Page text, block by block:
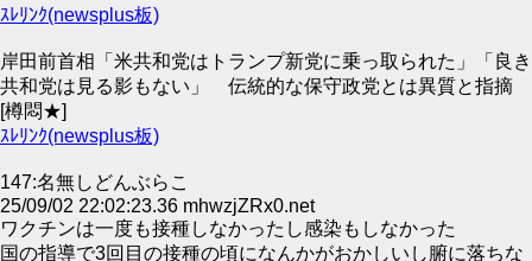
ｽﾚﾘﾝｸ(newsplus板)
岸田前首相「米共和党はトランプ新党に乗っ取られた」「良き
共和党は見る影もない」 伝統的な保守政党とは異質と指摘
[樽悶★]
ｽﾚﾘﾝｸ(newsplus板)
147:名無しどんぶらこ
25/09/02 22:02:23.36 mhwzjZRx0.net
ワクチンは一度も接種しなかったし感染もしなかった
国の指導で3回目の接種の頃になんかがおかしいし腑に落ちな